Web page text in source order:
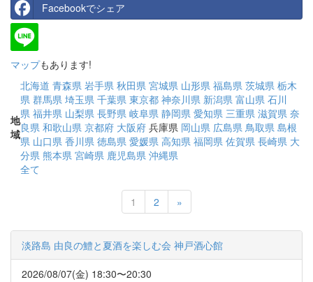
Facebookでシェア
マップもあります!
地
域
北海道 青森県 岩手県 秋田県 宮城県 山形県 福島県 茨城県 栃木
県 群馬県 埼玉県 千葉県 東京都 神奈川県 新潟県 富山県 石川
県 福井県 山梨県 長野県 岐阜県 静岡県 愛知県 三重県 滋賀県 奈
良県 和歌山県 京都府 大阪府 兵庫県 岡山県 広島県 鳥取県 島根
県 山口県 香川県 徳島県 愛媛県 高知県 福岡県 佐賀県 長崎県 大
分県 熊本県 宮崎県 鹿児島県 沖縄県
全て
1 2 »
淡路島 由良の鱧と夏酒を楽しむ会 神戸酒心館
2026/08/07(金) 18:30〜20:30